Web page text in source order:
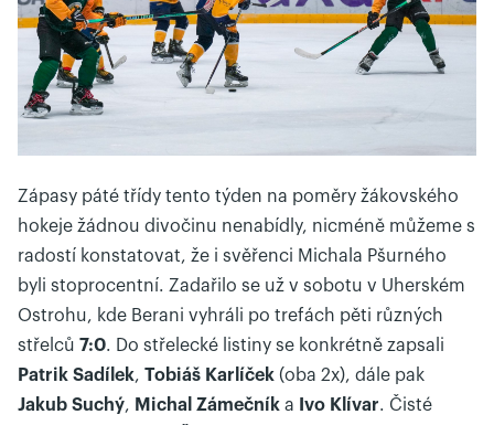
Zápasy páté třídy tento týden na poměry žákovského
hokeje žádnou divočinu nenabídly, nicméně můžeme s
radostí konstatovat, že i svěřenci Michala Pšurného
byli stoprocentní. Zadařilo se už v sobotu v Uherském
Ostrohu, kde Berani vyhráli po trefách pěti různých
střelců 7:0. Do střelecké listiny se konkrétně zapsali
Patrik Sadílek, Tobiáš Karlíček (oba 2x), dále pak
Jakub Suchý, Michal Zámečník a Ivo Klívar. Čisté